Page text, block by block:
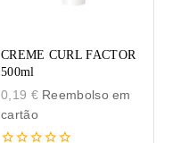
CREME CURL FACTOR
500ml
0,19 €Reembolso em
cartão